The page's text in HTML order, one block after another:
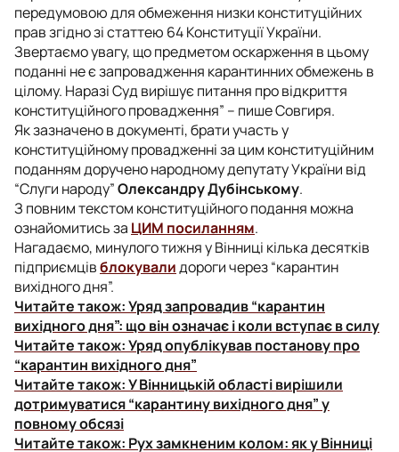
передумовою для обмеження низки конституційних
прав згідно зі статтею 64 Конституції України.
Звертаємо увагу, що предметом оскарження в цьому
поданні не є запровадження карантинних обмежень в
цілому. Наразі Суд вирішує питання про відкриття
конституційного провадження” – пише Совгиря.
Як зазначено в документі, брати участь у
конституційному провадженні за цим конституційним
поданням доручено народному депутату України від
“Слуги народу”Олександру Дубінському.
З повним текстом конституційного подання можна
ознайомитись за ЦИМ посиланням.
Нагадаємо, минулого тижня у Вінниці кілька десятків
підприємцівблокувалидороги через “карантин
вихідного дня”.
Читайте також:Уряд запровадив “карантин
вихідного дня”: що він означає і коли вступає в силу
Читайте також:Уряд опублікував постанову про
“карантин вихідного дня”
Читайте також:У Вінницькій області вирішили
дотримуватися “карантину вихідного дня” у
повному обсязі
Читайте також: Рух замкненим колом: як у Вінниці